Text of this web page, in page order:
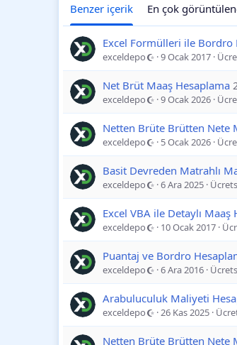
Benzer içerik En çok
Excel Formülleri ile Bordro
exceldepo 9 Ocak 2017
Net Brüt Maaş Hesaplama
exceldepo 9 Ocak 2026
Netten Brüte Brütten Nete
exceldepo 5 Ocak 2026
Basit Devreden Matrahlı
exceldepo 6 Ara 2025
Excel VBA ile Detaylı Maaş
exceldepo 10 Ocak 2017
Puantaj ve Bordro
exceldepo 6 Ara 2016
Arabuluculuk Maliyeti
exceldepo 26 Kas 2025
Netten Brüte Brütten Nete